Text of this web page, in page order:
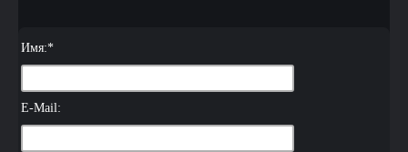
Имя:*
E-Mail: